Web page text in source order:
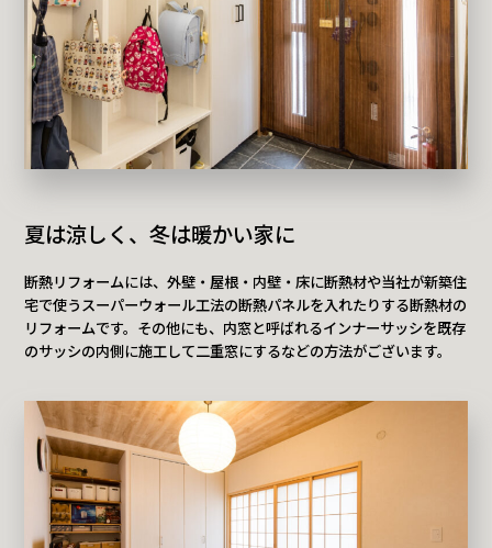
夏は涼しく、冬は暖かい家に
断熱リフォームには、外壁・屋根・内壁・床に断熱材や当社が新築住
宅で使うスーパーウォール工法の断熱パネルを入れたりする断熱材の
リフォームです。その他にも、内窓と呼ばれるインナーサッシを既存
のサッシの内側に施工して二重窓にするなどの方法がございます。